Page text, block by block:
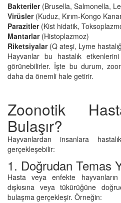
Bakteriler(Brusella, Salmonella,
Virüsler(Kuduz, Kırım-Kongo
Parazitler(Kist hidatik,
Mantarlar(Histoplazmoz)
Riketsiyalar(Q ateşi, Lyme
Hayvanlar bu hastalık
görünebilirler. İşte bu durum,
daha da önemli hale getirir.
Zoonotik
Bulaşır?
Hayvanlardan insanlara
gerçekleşebilir:
1. Doğrudan Temas
Hasta veya enfekte
dışkısına veya tükürüğüne
bulaşma gerçekleşir. Örneğin: